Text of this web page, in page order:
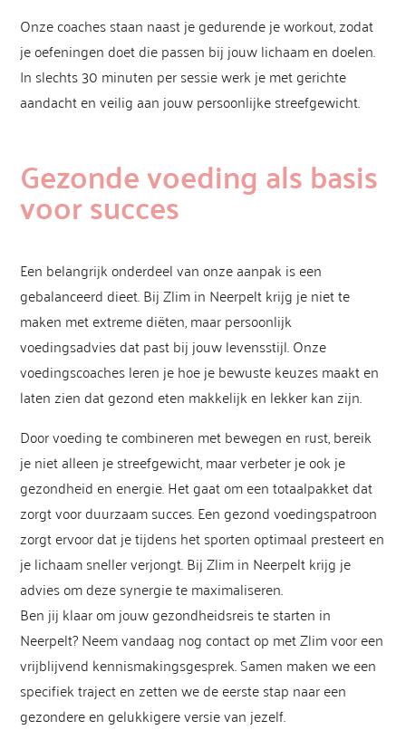
Onze coaches staan naast je gedurende je workout, zodat
je oefeningen doet die passen bij jouw lichaam en doelen.
In slechts 30 minuten per sessie werk je met gerichte
aandacht en veilig aan jouw persoonlijke streefgewicht.
Gezonde voeding als basis
voor succes
Een belangrijk onderdeel van onze aanpak is een
gebalanceerd dieet. Bij Zlim in Neerpelt krijg je niet te
maken met extreme diëten, maar persoonlijk
voedingsadvies dat past bij jouw levensstijl. Onze
voedingscoaches leren je hoe je bewuste keuzes maakt en
laten zien dat gezond eten makkelijk en lekker kan zijn.
Door voeding te combineren met bewegen en rust, bereik
je niet alleen je streefgewicht, maar verbeter je ook je
gezondheid en energie. Het gaat om een totaalpakket dat
zorgt voor duurzaam succes. Een gezond voedingspatroon
zorgt ervoor dat je tijdens het sporten optimaal presteert en
je lichaam sneller verjongt. Bij Zlim in Neerpelt krijg je
advies om deze synergie te maximaliseren.
Ben jij klaar om jouw gezondheidsreis te starten in
Neerpelt? Neem vandaag nog contact op met Zlim voor een
vrijblijvend kennismakingsgesprek. Samen maken we een
specifiek traject en zetten we de eerste stap naar een
gezondere en gelukkigere versie van jezelf.